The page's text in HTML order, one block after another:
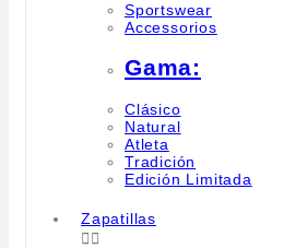
Sportswear
Accessorios
Gama:
Clásico
Natural
Atleta
Tradición
Edición Limitada
Zapatillas
